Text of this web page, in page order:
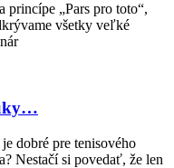
princípe „Pars pro toto“,
všetky veľké
dobré pre tenisového
Nestačí si povedať, že len